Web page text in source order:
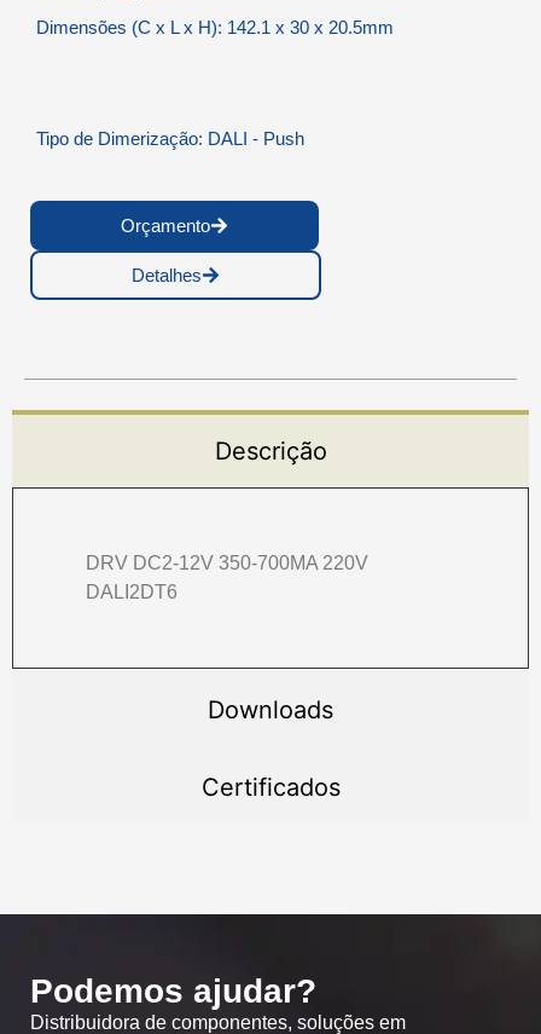
Dimensões (C x L x H): 142.1 x 30 x 20.5mm
Tipo de Dimerização: DALI - Push
Orçamento
Detalhes
Descrição
Downloads
Certificados
DRV DC2-12V 350-700MA 220V
DALI2DT6
Podemos ajudar?
Distribuidora de componentes, soluções em